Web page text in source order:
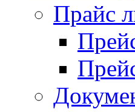
Прайс